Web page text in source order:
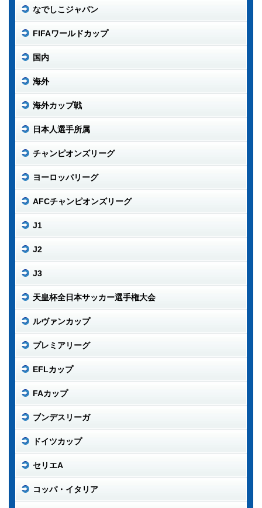
なでしこジャパン
FIFAワールドカップ
国内
海外
海外カップ戦
日本人選手所属
チャンピオンズリーグ
ヨーロッパリーグ
AFCチャンピオンズリーグ
J1
J2
J3
天皇杯全日本サッカー選手権大会
ルヴァンカップ
プレミアリーグ
EFLカップ
FAカップ
ブンデスリーガ
ドイツカップ
セリエA
コッパ・イタリア